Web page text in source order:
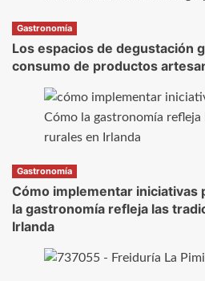
Gastronomía
Los espacios de degustación
consumo de productos
Gastronomía
Cómo implementar iniciativas
la gastronomía refleja las
Irlanda